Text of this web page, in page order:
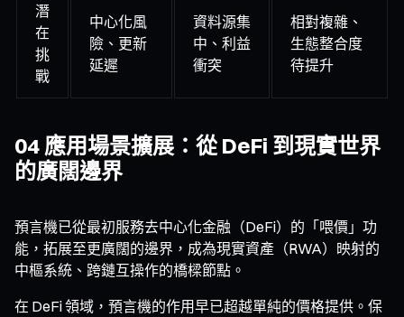
潛
在
挑
戰
中心化風
險、更新
延遲
資料源集
中、利益
衝突
相對複雜、
生態整合度
待提升
04 應用場景擴展：從 DeFi 到現實世界
的廣闊邊界
預言機已從最初服務去中心化金融（DeFi）的「喂價」功
能，拓展至更廣闊的邊界，成為現實資產（RWA）映射的
中樞系統、跨鏈互操作的橋樑節點。
在 DeFi 領域，預言機的作用早已超越單純的價格提供。保